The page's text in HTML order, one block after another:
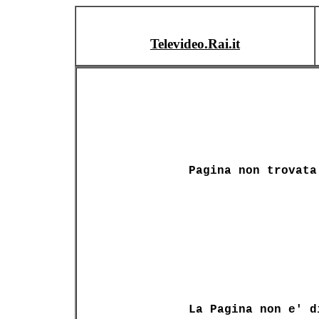
Televideo.Rai.it
Pagina non trovata
La Pagina non e'